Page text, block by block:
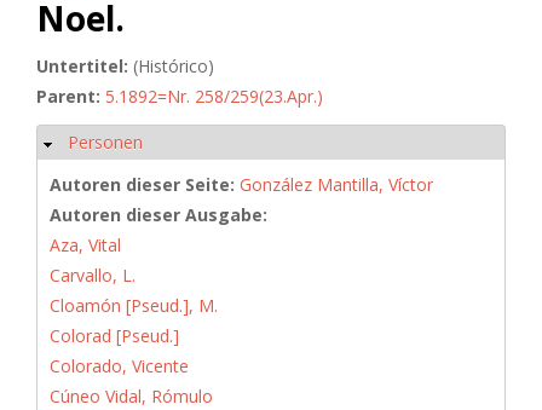
Noel.
Untertitel: (Histórico)
Parent: 5.1892=Nr. 258/259(23.Apr.)
Ausblenden
Personen
Autoren dieser Seite: González Mantilla, Víctor
Autoren dieser Ausgabe:
Aza, Vital
Carvallo, L.
Cloamón [Pseud.], M.
Colorad [Pseud.]
Colorado, Vicente
Cúneo Vidal, Rómulo